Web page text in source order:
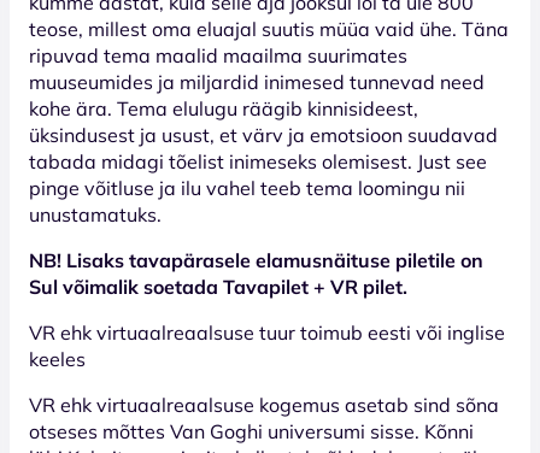
teose, millest oma eluajal suutis müüa vaid ühe. Täna
ripuvad tema maalid maailma suurimates
muuseumides ja miljardid inimesed tunnevad need
kohe ära. Tema elulugu räägib kinnisideest,
üksindusest ja usust, et värv ja emotsioon suudavad
tabada midagi tõelist inimeseks olemisest. Just see
pinge võitluse ja ilu vahel teeb tema loomingu nii
unustamatuks.
NB! Lisaks tavapärasele elamusnäituse piletile on
Sul võimalik soetada Tavapilet + VR pilet.
VR ehk virtuaalreaalsuse tuur toimub eesti või inglise
keeles
VR ehk virtuaalreaalsuse kogemus asetab sind sõna
otseses mõttes Van Goghi universumi sisse. Kõnni